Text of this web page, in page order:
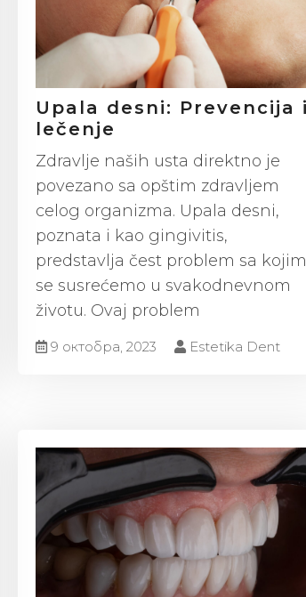
Upala desni: Prevencija i
lečenje
Zdravlje naših usta direktno je
povezano sa opštim zdravljem
celog organizma. Upala desni,
poznata i kao gingivitis,
predstavlja čest problem sa kojim
se susrećemo u svakodnevnom
životu. Ovaj problem
9 октобра, 2023 Estetika Dent